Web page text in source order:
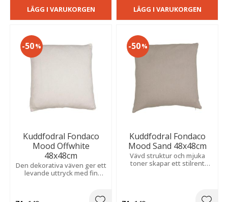
LÄGG I VARUKORGEN LÄGG I VARUKORGEN
Kuddfodral Fondaco
Mood Offwhite
48x48cm
Den dekorativa väven ger ett
levande uttryck med fin
50%
Kuddfodral Fondaco
Mood Sand 48x48cm
Vävd struktur och mjuka
toner skapar ett stilrent
50%